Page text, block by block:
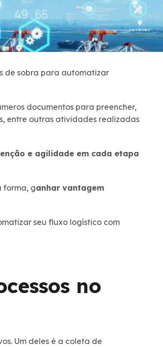
de sobra para automatizar
documentos para preencher,
entre outras atividades realizadas
e agilidade em cada etapa
forma, ganhar vantagem
seu fluxo logístico com
no
Um deles é a coleta de